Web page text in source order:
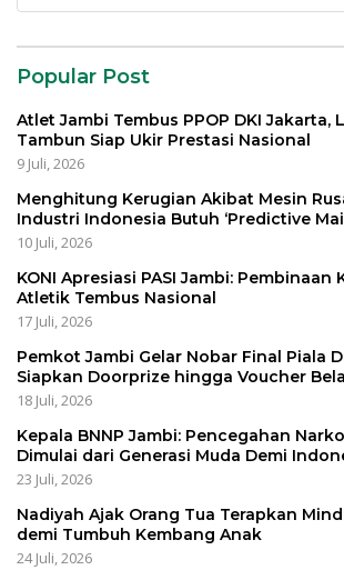
Popular Post
Atlet Jambi Tembus PPOP DKI Jakarta,
Tambun Siap Ukir Prestasi Nasional
9 Juli, 2026
Menghitung Kerugian Akibat Mesin
Industri Indonesia Butuh ‘Predictive
10 Juli, 2026
KONI Apresiasi PASI Jambi:
Atletik Tembus Nasional
17 Juli, 2026
Pemkot Jambi Gelar Nobar Final Piala
Siapkan Doorprize hingga Voucher
18 Juli, 2026
Kepala BNNP Jambi: Pencegahan
Dimulai dari Generasi Muda Demi
23 Juli, 2026
Nadiyah Ajak Orang Tua Terapkan
demi Tumbuh Kembang Anak
24 Juli, 2026